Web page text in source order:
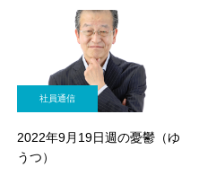
社員通信
2022年9月19日週の憂鬱（ゆ
うつ）